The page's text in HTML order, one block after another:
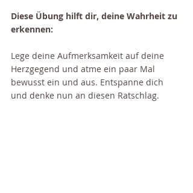
Diese Übung hilft dir, deine Wahrheit zu
erkennen:
Lege deine Aufmerksamkeit auf deine
Herzgegend und atme ein paar Mal
bewusst ein und aus. Entspanne dich
und denke nun an diesen Ratschlag.